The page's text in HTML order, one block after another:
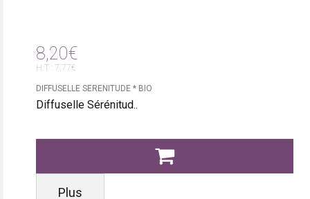
8,20€
H.T : 7,77€
DIFFUSELLE SERENITUDE * BIO
Diffuselle Sérénitud..
Plus